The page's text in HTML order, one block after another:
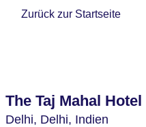
Zurück zur Startseite
The Taj Mahal Hotel
Delhi, Delhi, Indien